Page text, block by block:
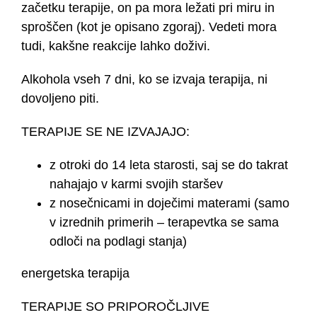
začetku terapije, on pa mora ležati pri miru in
sproščen (kot je opisano zgoraj). Vedeti mora
tudi, kakšne reakcije lahko doživi.
Alkohola vseh 7 dni, ko se izvaja terapija, ni
dovoljeno piti.
TERAPIJE SE NE IZVAJAJO:
z otroki do 14 leta starosti, saj se do takrat
nahajajo v karmi svojih staršev
z nosečnicami in doječimi materami (samo
v izrednih primerih – terapevtka se sama
odloči na podlagi stanja)
energetska terapija
TERAPIJE SO PRIPOROČLJIVE